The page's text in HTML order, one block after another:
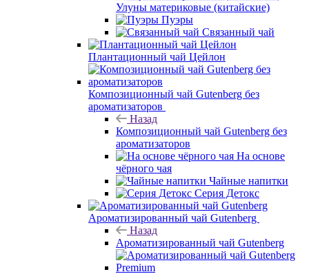
Улуны материковые (китайские)
Пуэры
Связанный чай
Плантационный чай Цейлон
Композиционный чай Gutenberg без
ароматизаторов
Назад
Композиционный чай Gutenberg без
ароматизаторов
На основе
чёрного чая
Чайные напитки
Серия Детокс
Ароматизированный чай Gutenberg
Назад
Ароматизированный чай Gutenberg